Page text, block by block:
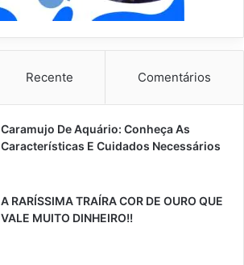
Recente Comentários
Caramujo De Aquário: Conheça As
Características E Cuidados Necessários
A RARÍSSIMA TRAÍRA COR DE OURO QUE
VALE MUITO DINHEIRO!!